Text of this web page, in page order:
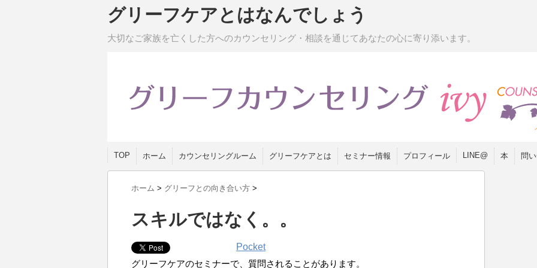
グリーフケアとはなんでしょう
大切なご家族を亡くした方へのカウンセリング・相談を通じてあなたの心に寄り添います。
TOP ホーム カウンセリングルーム グリーフケアとは セミナー情報 プロフィール LINE@ 本 問
ホーム > グリーフとの向き合い方 >
スキルではなく。。
Pocket
グリーフケアのセミナーで、質問されることがあります。